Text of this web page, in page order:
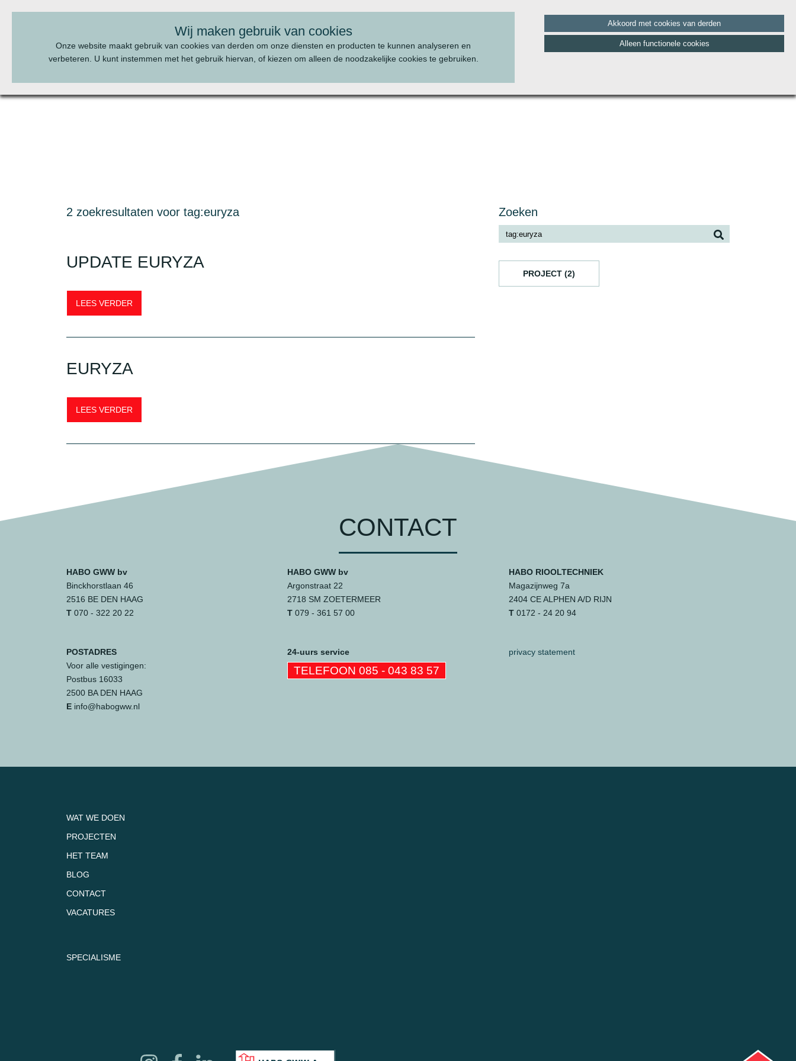
Wij maken gebruik van cookies
Onze website maakt gebruik van cookies van derden om onze diensten en producten te kunnen analyseren en
verbeteren. U kunt instemmen met het gebruik hiervan, of kiezen om alleen de noodzakelijke cookies te gebruiken.
Akkoord met cookies van derden
Alleen functionele cookies
BEL ONS:070 - 322 20 22
Zoeken
PROJECT (2)
2 zoekresultaten voor tag:euryza
UPDATE EURYZA
LEES VERDER
EURYZA
LEES VERDER
CONTACT
HABO GWW bv
Binckhorstlaan 46
2516 BE DEN HAAG
T 070 - 322 20 22
HABO GWW bv
Argonstraat 22
2718 SM ZOETERMEER
T 079 - 361 57 00
HABO RIOOLTECHNIEK
Magazijnweg 7a
2404 CE ALPHEN A/D RIJN
T0172 - 24 20 94
POSTADRES
Voor alle vestigingen:
Postbus 16033
2500 BA DEN HAAG
E info@habogww.nl
24-uurs service
TELEFOON 085 - 043 83 57
privacy statement
WAT WE DOEN
PROJECTEN
HET TEAM
BLOG
CONTACT
VACATURES
SPECIALISME